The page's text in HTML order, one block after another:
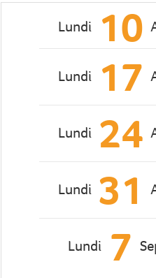
Lundi 10
Lundi 17
Lundi 24
Lundi 31
Lundi 7